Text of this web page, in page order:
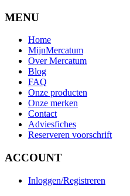
MENU
Home
MijnMercatum
Over Mercatum
Blog
FAQ
Onze producten
Onze merken
Contact
Adviesfiches
Reserveren voorschrift
ACCOUNT
Inloggen/Registreren